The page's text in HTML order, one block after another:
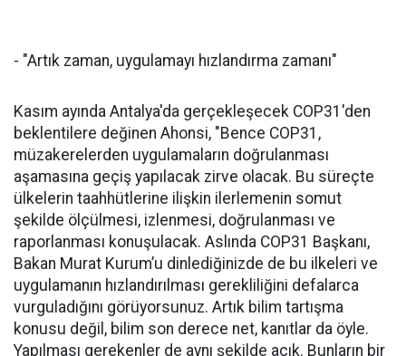
- "Artık zaman, uygulamayı hızlandırma zamanı"
Kasım ayında Antalya'da gerçekleşecek COP31'den
beklentilere değinen Ahonsi, "Bence COP31,
müzakerelerden uygulamaların doğrulanması
aşamasına geçiş yapılacak zirve olacak. Bu süreçte
ülkelerin taahhütlerine ilişkin ilerlemenin somut
şekilde ölçülmesi, izlenmesi, doğrulanması ve
raporlanması konuşulacak. Aslında COP31 Başkanı,
Bakan Murat Kurum’u dinlediğinizde de bu ilkeleri ve
uygulamanın hızlandırılması gerekliliğini defalarca
vurguladığını görüyorsunuz. Artık bilim tartışma
konusu değil, bilim son derece net, kanıtlar da öyle.
Yapılması gerekenler de aynı şekilde açık. Bunların bir